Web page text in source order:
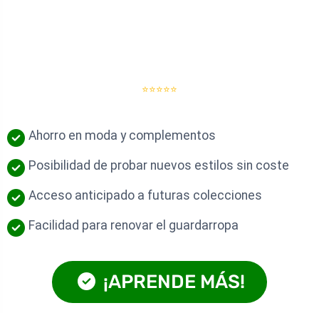
⭐⭐⭐⭐⭐
Ahorro en moda y complementos
Posibilidad de probar nuevos estilos sin coste
Acceso anticipado a futuras colecciones
Facilidad para renovar el guardarropa
¡APRENDE MÁS!